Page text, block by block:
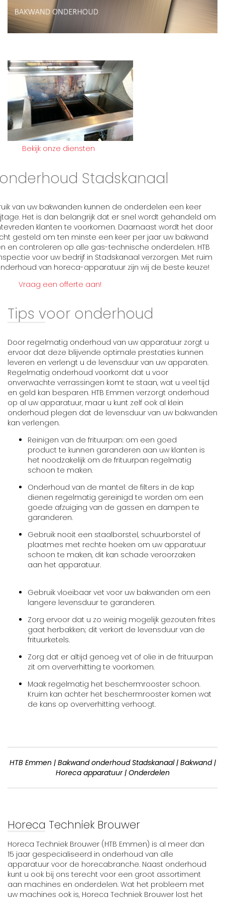
Bekijk onze diensten
Stadskanaal
van uw bakwanden kunnen de onderdelen een keer
Het is dan belangrijk dat er snel wordt gehandeld om
klanten te voorkomen. Daarnaast wordt het door
gesteld om ten minste een keer per jaar uw bakwand
en controleren op alle gas-technische onderdelen. HTB
voor uw bedrijf in Stadskanaal verzorgen. Met ruim
van horeca-apparatuur zijn wij de beste keuze!
Vraag een offerte aan!
Tips voor onderhoud
Door regelmatig onderhoud van uw apparatuur zorgt u
ervoor dat deze blijvende optimale prestaties kunnen
leveren en verlengt u de levensduur van uw apparaten.
Regelmatig onderhoud voorkomt dat u voor
onverwachte verrassingen komt te staan, wat u veel tijd
en geld kan besparen. HTB Emmen verzorgt onderhoud
op al uw apparatuur, maar u kunt zelf ook al klein
onderhoud plegen dat de levensduur van uw bakwanden
kan verlengen.
Reinigen van de frituurpan: om een goed
product te kunnen garanderen aan uw klanten is
het noodzakelijk om de frituurpan regelmatig
schoon te maken.
Onderhoud van de mantel: de filters in de kap
dienen regelmatig gereinigd te worden om een
goede afzuiging van de gassen en dampen te
garanderen.
Gebruik nooit een staalborstel, schuurborstel of
plaatmes met rechte hoeken om uw apparatuur
schoon te maken, dit kan schade veroorzaken
aan het apparatuur.
Gebruik vloeibaar vet voor uw bakwanden om een
langere levensduur te garanderen.
Zorg ervoor dat u zo weinig mogelijk gezouten frites
gaat herbakken; dit verkort de levensduur van de
frituurketels.
Zorg dat er altijd genoeg vet of olie in de frituurpan
zit om oververhitting te voorkomen.
Maak regelmatig het beschermrooster schoon.
Kruim kan achter het beschermrooster komen wat
de kans op oververhitting verhoogt.
HTB Emmen | Bakwand onderhoud Stadskanaal | Bakwand |
Horeca apparatuur | Onderdelen
Horeca Techniek Brouwer
Horeca Techniek Brouwer (HTB Emmen) is al meer dan
15 jaar gespecialiseerd in onderhoud van alle
apparatuur voor de horecabranche. Naast onderhoud
kunt u ook bij ons terecht voor een groot assortiment
aan machines en onderdelen. Wat het probleem met
uw machines ook is, Horeca Techniek Brouwer lost het